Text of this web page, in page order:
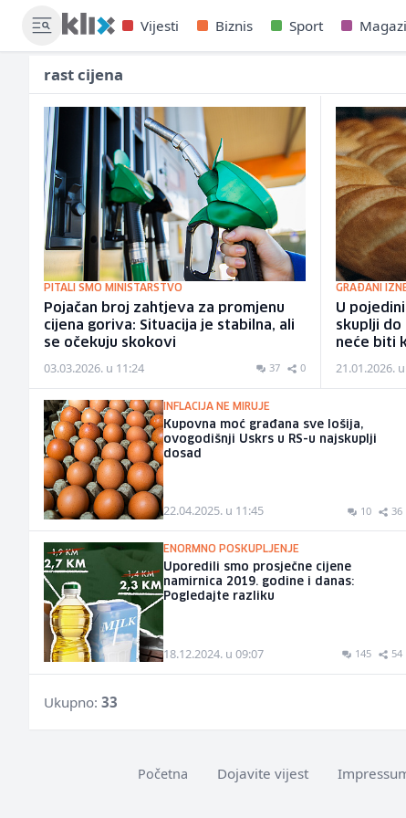
Vijesti Biznis Sport
rast cijena
PITALI SMO MINISTARSTVO
Pojačan broj zahtjeva za promjenu
cijena goriva: Situacija je stabilna, ali
se očekuju skokovi
03.03.2026. u 11:24 37 0
GRAĐANI
U
skuplji do
neće biti
21.01.2026.
INFLACIJA NE MIRUJE
Kupovna moć građana sve lošija,
ovogodišnji Uskrs u RS-u najskuplji
dosad
22.04.2025. u 11:45 10 36
ENORMNO POSKUPLJENJE
Uporedili smo prosječne cijene
namirnica 2019. godine i danas:
Pogledajte razliku
18.12.2024. u 09:07 145 54
Ukupno: 33
Početna Dojavite vijest